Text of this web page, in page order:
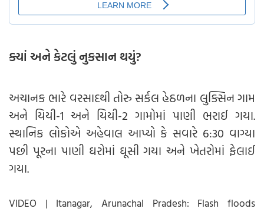
ક્યાં અને કેટલું નુકસાન થયું?
અચાનક ભારે વરસાદથી તોરુ સર્કલ હેઠળના લુક્સિન ગામ
અને યિયી-1 અને યિયી-2 ગામોમાં પાણી ભરાઈ ગયા.
સ્થાનિક લોકોએ અહેવાલ આપ્યો કે સવારે 6:30 વાગ્યા
પછી પૂરના પાણી ઘરોમાં ઘૂસી ગયા અને ખેતરોમાં ફેલાઈ
ગયા.
VIDEO | Itanagar, Arunachal Pradesh: Flash floods